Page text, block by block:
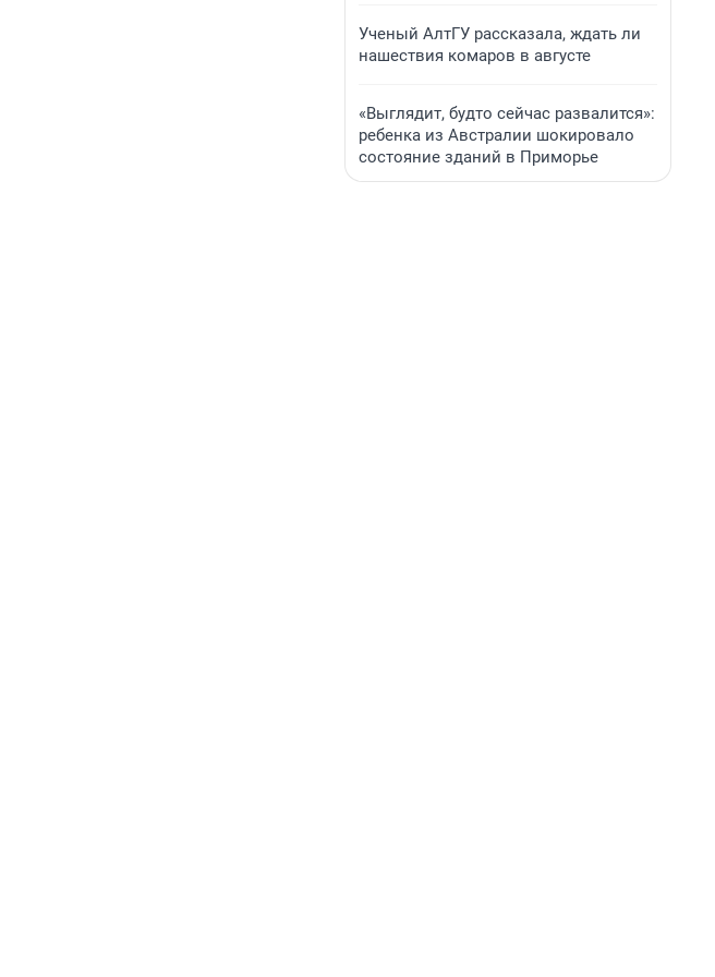
Ученый АлтГУ рассказала, ждать ли
нашествия комаров в августе
«Выглядит, будто сейчас развалится»:
ребенка из Австралии шокировало
состояние зданий в Приморье